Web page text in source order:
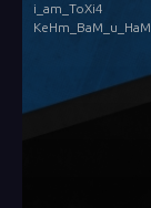
i_am_ToXi4
KeHm_BaM_u_HaM